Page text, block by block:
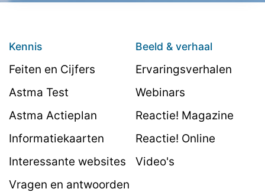
Kennis
Feiten en Cijfers
Astma Test
Astma Actieplan
Informatiekaarten
Interessante websites
Vragen en antwoorden
Beeld & verhaal
Ervaringsverhalen
Webinars
Reactie! Magazine
Reactie! Online
Video's